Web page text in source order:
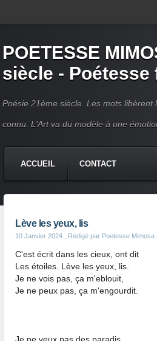
POETESSE
siècle -
Poésie 21ème siècle. Les mots
connu. L'Art va du modèle à une
ACCUEIL CONTACT
Lève les yeux, lis
10 Janvier 2024 , Rédigé par Poetesse Mimosa
C'est écrit dans les cieux, ont dit
Les étoiles. Lève les yeux, lis.
Je ne vois pas, ça m'eblouit,
Je ne peux pas, ça m'engourdit.